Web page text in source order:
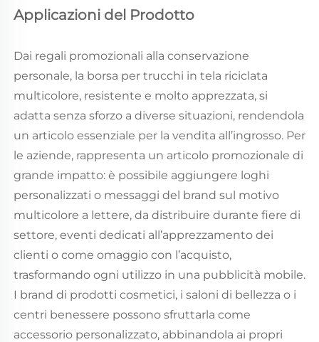
Applicazioni del Prodotto
Dai regali promozionali alla conservazione
personale, la borsa per trucchi in tela riciclata
multicolore, resistente e molto apprezzata, si
adatta senza sforzo a diverse situazioni, rendendola
un articolo essenziale per la vendita all’ingrosso. Per
le aziende, rappresenta un articolo promozionale di
grande impatto: è possibile aggiungere loghi
personalizzati o messaggi del brand sul motivo
multicolore a lettere, da distribuire durante fiere di
settore, eventi dedicati all’apprezzamento dei
clienti o come omaggio con l’acquisto,
trasformando ogni utilizzo in una pubblicità mobile.
I brand di prodotti cosmetici, i saloni di bellezza o i
centri benessere possono sfruttarla come
accessorio personalizzato, abbinandola ai propri